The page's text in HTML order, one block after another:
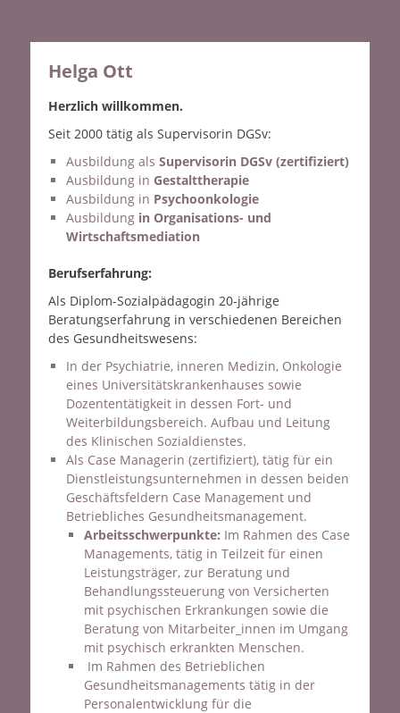
Helga Ott
Herzlich willkommen.
Seit 2000 tätig als Supervisorin DGSv:
Ausbildung als Supervisorin DGSv (zertifiziert)
Ausbildung in Gestalttherapie
Ausbildung in Psychoonkologie
Ausbildung in Organisations- und
Wirtschaftsmediation
Berufserfahrung:
Als Diplom-Sozialpädagogin 20-jährige
Beratungserfahrung in verschiedenen Bereichen
des Gesundheitswesens:
In der Psychiatrie, inneren Medizin, Onkologie
eines Universitätskrankenhauses sowie
Dozententätigkeit in dessen Fort- und
Weiterbildungsbereich. Aufbau und Leitung
des Klinischen Sozialdienstes.
Als Case Managerin (zertifiziert), tätig für ein
Dienstleistungsunternehmen in dessen beiden
Geschäftsfeldern Case Management und
Betriebliches Gesundheitsmanagement.
Arbeitsschwerpunkte: Im Rahmen des Case
Managements, tätig in Teilzeit für einen
Leistungsträger, zur Beratung und
Behandlungssteuerung von Versicherten
mit psychischen Erkrankungen sowie die
Beratung von Mitarbeiter_innen im Umgang
mit psychisch erkrankten Menschen.
Im Rahmen des Betrieblichen
Gesundheitsmanagements tätig in der
Personalentwicklung für die